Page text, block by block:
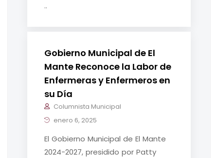
..
Gobierno Municipal de El
Mante Reconoce la Labor de
Enfermeras y Enfermeros en
su Día
Columnista Municipal
enero 6, 2025
El Gobierno Municipal de El Mante
2024-2027, presidido por Patty